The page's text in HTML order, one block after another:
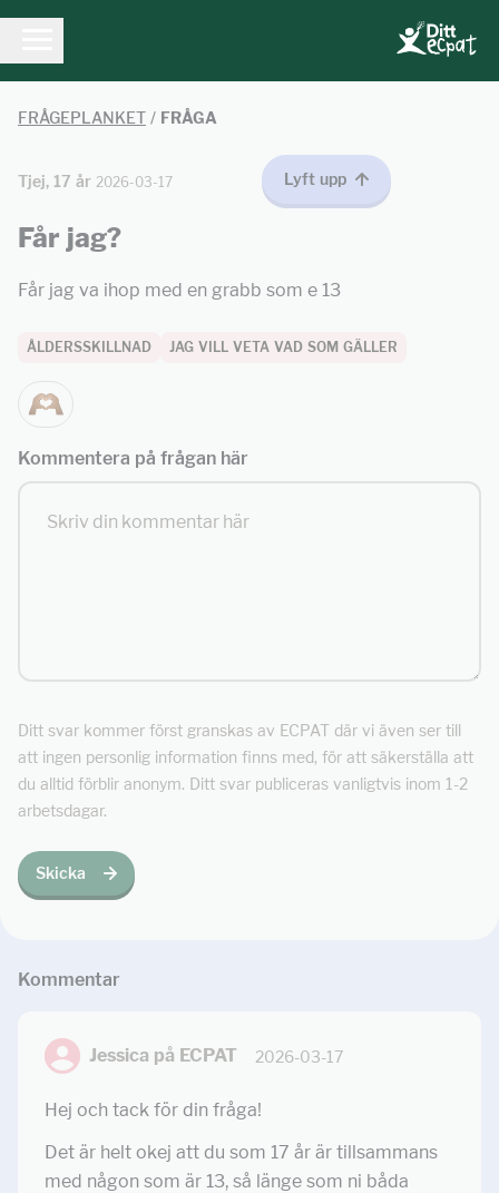
FRÅGEPLANKET / FRÅGA
Tjej, 17 år 2026-03-17 Lyft upp
Får jag?
Får jag va ihop med en grabb som e 13
ÅLDERSSKILLNAD JAG VILL VETA VAD SOM GÄLLER
Kommentera på frågan här
Ditt svar kommer först granskas av ECPAT där vi även ser till
att ingen personlig information finns med, för att säkerställa att
du alltid förblir anonym. Ditt svar publiceras vanligtvis inom 1-2
arbetsdagar.
Skicka
Kommentar
Jessica på ECPAT 2026-03-17
Hej och tack för din fråga!
Det är helt okej att du som 17 år är tillsammans
med någon som är 13, så länge som ni båda